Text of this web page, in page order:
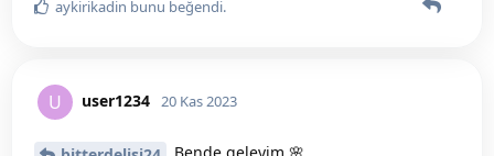
aykirikadin bunu beğendi.
U user1234 20 Kas 2023